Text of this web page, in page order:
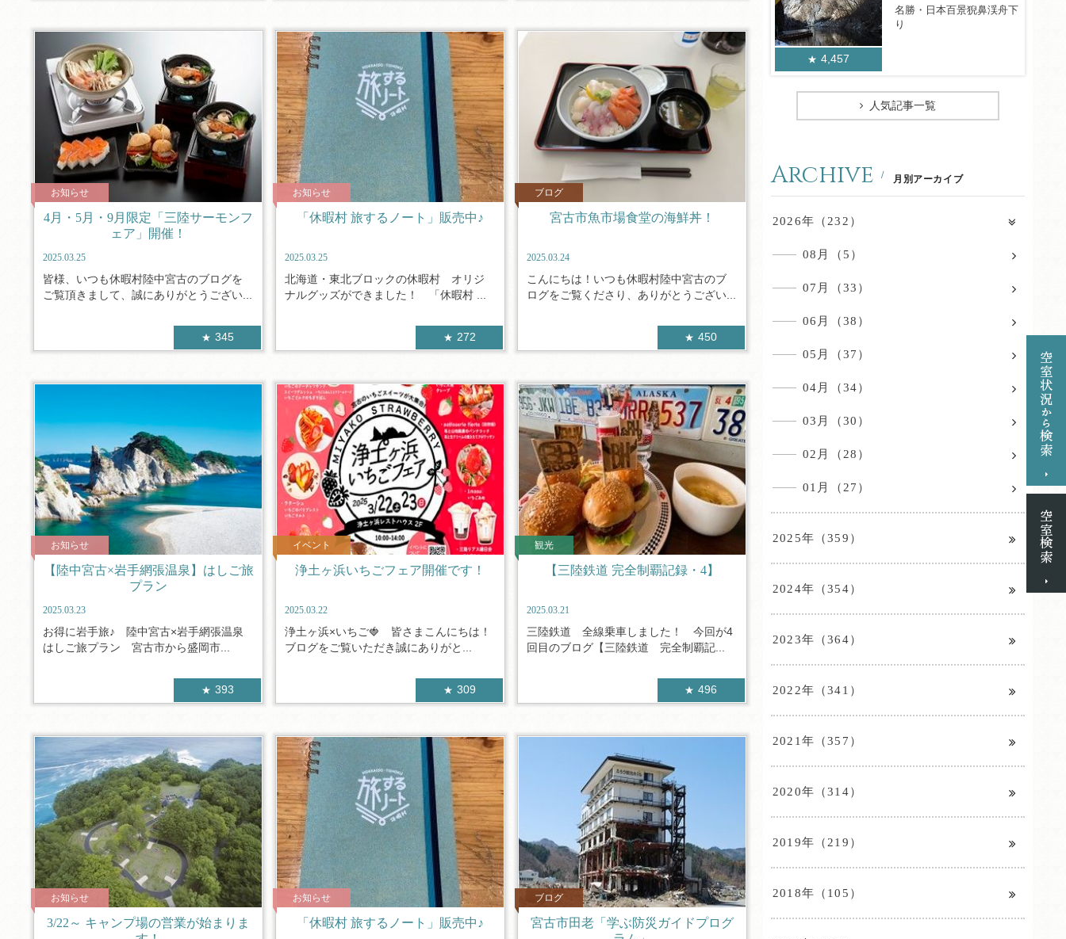
お知らせ
4月・5月・9月限定「三陸サーモンフ
ェア」開催！
2025.03.25
皆様、いつも休暇村陸中宮古のブログを
ご覧頂きまして、誠にありがとうござい...
345
お知らせ
「休暇村 旅するノート」販売中♪
2025.03.25
北海道・東北ブロックの休暇村 オリジ
ナルグッズができました！ 「休暇村 ...
272
ブログ
宮古市魚市場食堂の海鮮丼！
2025.03.24
こんにちは！いつも休暇村陸中宮古のブ
ログをご覧くださり、ありがとうござい...
450
お知らせ
【陸中宮古×岩手網張温泉】はしご旅
プラン
2025.03.23
お得に岩手旅♪ 陸中宮古×岩手網張温泉
はしご旅プラン 宮古市から盛岡市...
393
イベント
浄土ヶ浜いちごフェア開催です！
2025.03.22
浄土ヶ浜×いちご🍓 皆さまこんにちは！
ブログをご覧いただき誠にありがと...
309
観光
【三陸鉄道 完全制覇記録・4】
2025.03.21
三陸鉄道 全線乗車しました！ 今回が4
回目のブログ【三陸鉄道 完全制覇記...
496
お知らせ
3/22～ キャンプ場の営業が始まりま
お知らせ
「休暇村 旅するノート」販売中♪
ブログ
宮古市田老「学ぶ防災ガイドプログ
4,457
名勝・日本百景猊鼻渓舟下
り
人気記事一覧
Archive 月別アーカイブ
2026年（232）
08月（5）
07月（33）
06月（38）
05月（37）
04月（34）
03月（30）
02月（28）
01月（27）
2025年（359）
2024年（354）
2023年（364）
2022年（341）
2021年（357）
2020年（314）
2019年（219）
2018年（105）